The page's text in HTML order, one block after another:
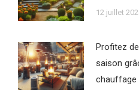
12 juillet
Profitez
saison
chauffage